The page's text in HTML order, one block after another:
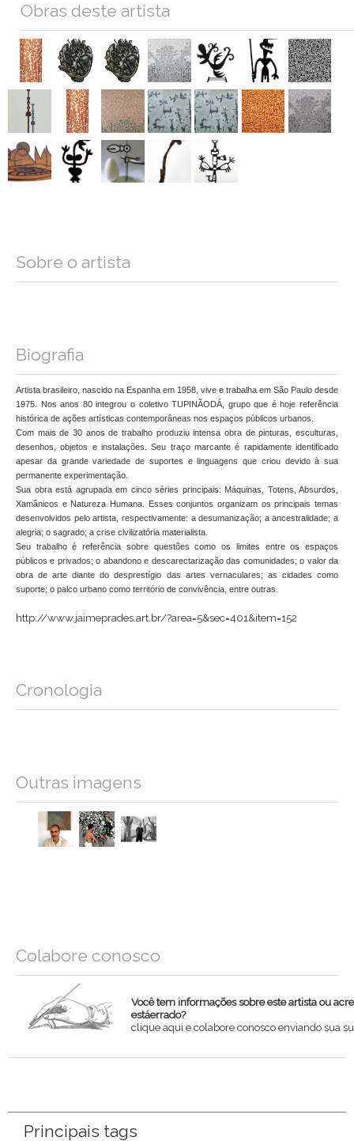
Obras deste artista
Sobre o artista
Biografia
Artista brasileiro, nascido na Espanha em 1958, vive e trabalha em São Paulo desde
1975. Nos anos 80 integrou o coletivo TUPINÃODÁ, grupo que é hoje referência
histórica de ações artísticas contemporâneas nos espaços públicos urbanos.
Com mais de 30 anos de trabalho produziu intensa obra de pinturas, esculturas,
desenhos, objetos e instalações. Seu traço marcante é rapidamente identificado
apesar da grande variedade de suportes e linguagens que criou devido à sua
permanente experimentação.
Sua obra está agrupada em cinco séries principais: Máquinas, Totens, Absurdos,
Xamânicos e Natureza Humana. Esses conjuntos organizam os principais temas
desenvolvidos pelo artista, respectivamente: a desumanização; a ancestralidade; a
alegria; o sagrado; a crise civilizatória materialista.
Seu trabalho é referência sobre questões como os limites entre os espaços
públicos e privados; o abandono e descarectarização das comunidades; o valor da
obra de arte diante do desprestígio das artes vernaculares; as cidades como
suporte; o palco urbano como território de convivência, entre outras.
http://www.jaimeprades.art.br/?area=5&sec=401&item=152
Cronologia
Outras imagens
Colabore conosco
Você tem informações sobre este artista ou
estáerrado?
clique aqui e colabore conosco enviando sua
Principais tags